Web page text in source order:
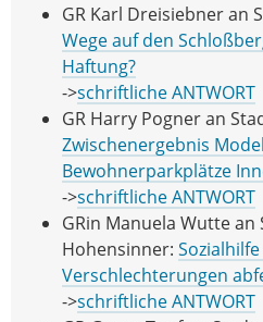
GR Karl Dreisiebner an
Wege auf den
Haftung?
->schriftliche ANTWORT
GR Harry Pogner an
Zwischenergebnis
Bewohnerparkplätze
->schriftliche ANTWORT
GRin Manuela Wutte
Hohensinner:
Verschlechterungen
->schriftliche ANTWORT